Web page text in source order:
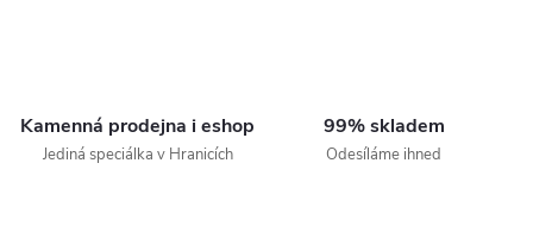
Kamenná prodejna i eshop
Jediná speciálka v Hranicích
99% skladem
Odesíláme ihned